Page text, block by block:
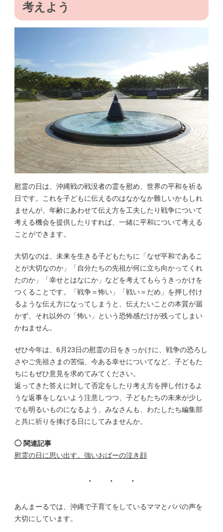
考えよう
慰霊の日は、沖縄戦の戦没者の霊を慰め、世界の平和を祈る
日です。これを子どもに伝えるのはなかなか難しいかもしれ
ませんが、年齢にあわせて伝え方を工夫したり戦争について
考える機会を提供したりすれば、一緒に平和について考える
ことができます。
大切なのは、未来を生きる子どもたちに「なぜ平和であるこ
とが大切なのか」「自分たちの先祖が何に立ち向かってくれ
たのか」「幸せとはなにか」などを考えてもらうきっかけを
つくることです。「戦争＝怖い」「戦い＝だめ」を押し付け
るような伝え方になってしまうと、伝えたいことの本質が届
かず、それ以外の「怖い」という恐怖感だけが残ってしまい
かねません。
ぜひ今年は、6月23日の慰霊の日をきっかけに、戦争の恐ろし
さやご先祖さまの苦悩、今ある幸せについてなど、子どもた
ちにもぜひ意見を求めてみてください。
返ってきた答えに対して否定をしたり考え方を押し付けるよ
うな返事をしないよう注意しつつ、子どもたちの未来が少し
でも明るいものになるよう、みなさんも、わたしたち編集部
と共に祈りを捧げる日にしてみませんか。
◯ 関連記事
慰霊の日に思い出す。強いおばーの泣き顔
あんまーるでは、沖縄で子育てをしているママとパパの声を
大切にしています。